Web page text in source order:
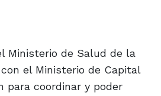
Ministerio de Salud de la
el Ministerio de Capital
para coordinar y poder